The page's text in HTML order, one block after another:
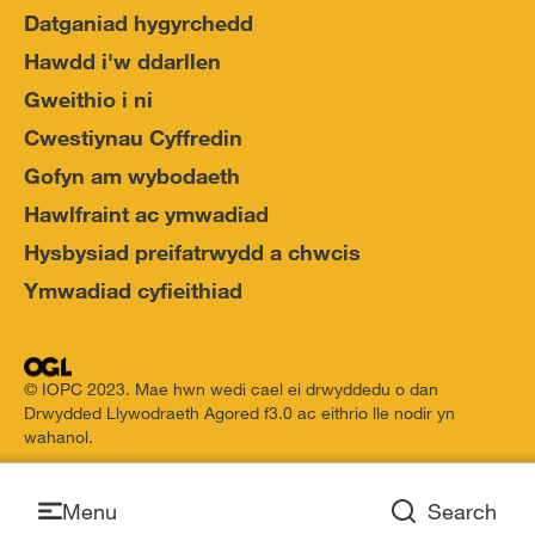
Open
Menu
Open
Search
Datganiad hygyrchedd
Hawdd i'w ddarllen
Gweithio i ni
Cwestiynau Cyffredin
Gofyn am wybodaeth
Hawlfraint ac ymwadiad
Hysbysiad preifatrwydd a chwcis
Ymwadiad cyfieithiad
© IOPC 2023. Mae hwn wedi cael ei drwyddedu o dan
Drwydded Llywodraeth Agored f3.0 ac eithrio lle nodir yn
wahanol.